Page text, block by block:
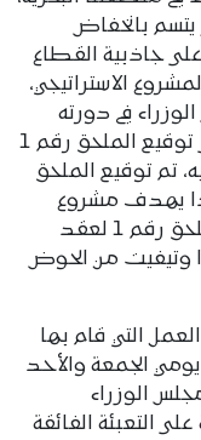
يتسم بانخفاض
جاذبية القطاع
الاستراتيجي،
في دورته
المنعقدة بتاريخ 03 دجمبر 2025، على توقيع الملحق رقم 1
تم توقيع الملحق
05 دجمبر 2025. ولذا يهدف مشروع
المرسوم هذا إلى المصادقة على الملحق رقم 1 لعقد
وتيفيت من الحوض
التي قام بها
الجمعة والأحد
2025، قدَّم مجلس الوزراء
التعبئة الفائقة